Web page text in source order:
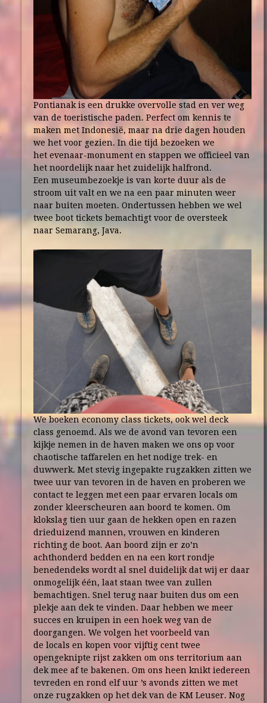
Pontianak is een drukke overvolle stad en ver weg
van de toeristische paden. Perfect om kennis te
maken met Indonesië, maar na drie dagen houden
we het voor gezien. In die tijd bezoeken we
het evenaar-monument en stappen we officieel van
het noordelijk naar het zuidelijk halfrond.
Een museumbezoekje is van korte duur als de
stroom uit valt en we na een paar minuten weer
naar buiten moeten. Ondertussen hebben we wel
twee boot tickets bemachtigt voor de oversteek
naar Semarang, Java.
We boeken economy class tickets, ook wel deck
class genoemd. Als we de avond van tevoren een
kijkje nemen in de haven maken we ons op voor
chaotische taffarelen en het nodige trek- en
duwwerk. Met stevig ingepakte rugzakken zitten we
twee uur van tevoren in de haven en proberen we
contact te leggen met een paar ervaren locals om
zonder kleerscheuren aan boord te komen. Om
klokslag tien uur gaan de hekken open en razen
drieduizend mannen, vrouwen en kinderen
richting de boot. Aan boord zijn er zo’n
achthonderd bedden en na een kort rondje
benedendeks wordt al snel duidelijk dat wij er daar
onmogelijk één, laat staan twee van zullen
bemachtigen. Snel terug naar buiten dus om een
plekje aan dek te vinden. Daar hebben we meer
succes en kruipen in een hoek weg van de
doorgangen. We volgen het voorbeeld van
de locals en kopen voor vijftig cent twee
opengeknipte rijst zakken om ons territorium aan
dek mee af te bakenen. Om ons heen knikt iedereen
tevreden en rond elf uur ’s avonds zitten we met
onze rugzakken op het dek van de KM Leuser. Nog